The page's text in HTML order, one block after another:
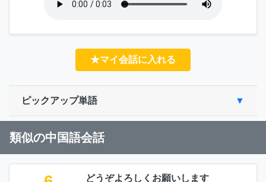
★マイ会話に入れる
ピックアップ単語
類似の中国語会話
どうぞよろしくお願いします